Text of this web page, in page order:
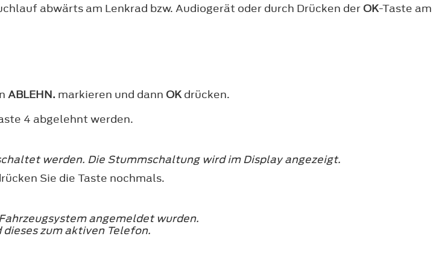
abwärts am Lenkrad bzw. Audiogerät oder durch Drücken der OK-Taste am
ABLEHN. markieren und dann OKdrücken.
4 abgelehnt werden.
werden. Die Stummschaltung wird im Display angezeigt.
Sie die Taste nochmals.
angemeldet wurden.
zum aktiven Telefon.